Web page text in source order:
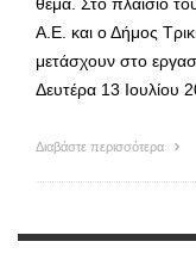
θέμα. Στο πλαίσιο
Α.Ε. και ο Δήμος
μετάσχουν στο
Δευτέρα 13 Ιουλίου
Διαβάστε περισσότερα